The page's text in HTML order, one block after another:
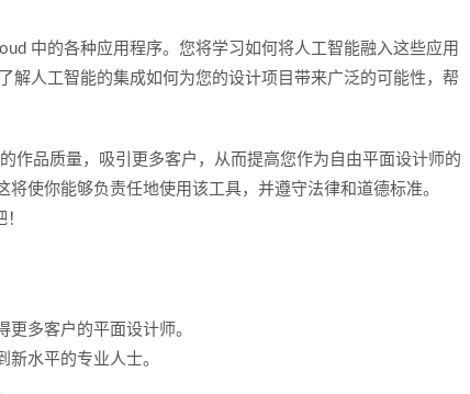
中的各种应用程序。您将学习如何将人工智能融入这些应用
解人工智能的集成如何为您的设计项目带来广泛的可能性，帮
作品质量，吸引更多客户，从而提高您作为自由平面设计师的
使你能够负责任地使用该工具，并遵守法律和道德标准。
多客户的平面设计师。
水平的专业人士。